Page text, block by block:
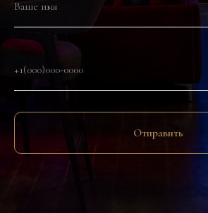
Отправить
Посадочных мест
~60